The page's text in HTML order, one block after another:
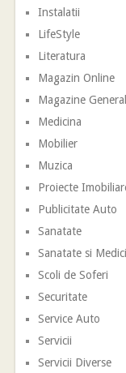
Instalatii
LifeStyle
Literatura
Magazin Online
Magazine
Medicina
Mobilier
Muzica
Proiecte
Publicitate Auto
Sanatate
Sanatate si
Scoli de Soferi
Securitate
Service Auto
Servicii
Servicii Diverse